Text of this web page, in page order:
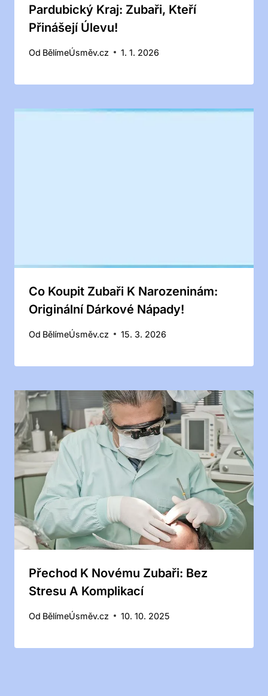
Pardubický Kraj: Zubaři, Kteří
Přinášejí Úlevu!
Od BělímeÚsměv.cz 1. 1. 2026
Co Koupit Zubaři K Narozeninám:
Originální Dárkové Nápady!
Od BělímeÚsměv.cz 15. 3. 2026
Přechod K Novému Zubaři: Bez
Stresu A Komplikací
Od BělímeÚsměv.cz 10. 10. 2025